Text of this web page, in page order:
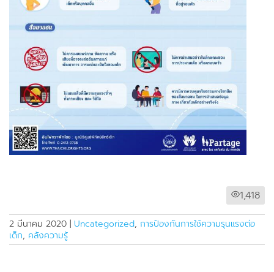
1,418
2 มีนาคม 2020 | Uncategorized, การป้องกันการใช้ความรุนแรงต่อ
เด็ก, คลังความรู้